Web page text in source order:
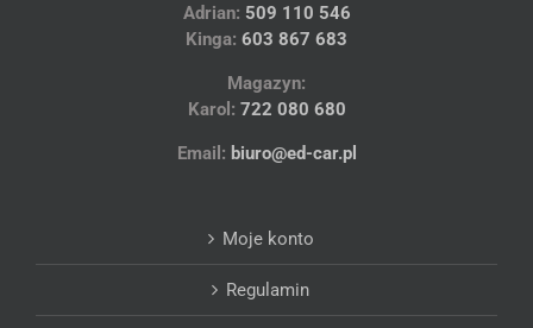
Adrian: 509 110 546
Kinga: 603 867 683
Magazyn:
Karol: 722 080 680
Email: biuro@ed-car.pl
Moje konto
Regulamin